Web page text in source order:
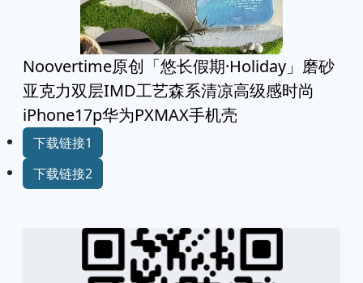
Noovertime原创「悠长假期·Holiday」磨砂
亚克力双层IMD工艺森系清凉高级感时尚
iPhone17p华为PXMAX手机壳
下载链接1
下载链接2